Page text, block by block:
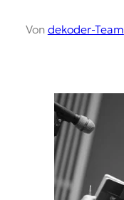
Von dekoder-Team